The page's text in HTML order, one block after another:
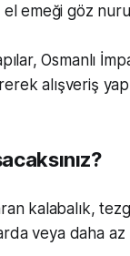
emeği göz
Osmanlı
alışveriş
kalabalık,
veya daha